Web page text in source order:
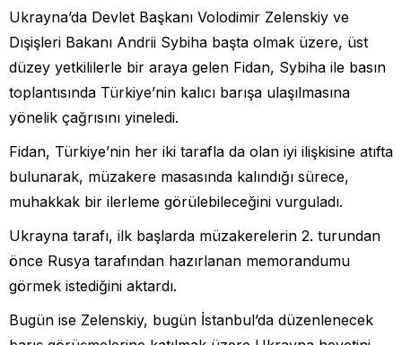
Ukrayna’da Devlet Başkanı Volodimir Zelenskiy ve
Dışişleri Bakanı Andrii Sybiha başta olmak üzere, üst
düzey yetkililerle bir araya gelen Fidan, Sybiha ile basın
toplantısında Türkiye’nin kalıcı barışa ulaşılmasına
yönelik çağrısını yineledi.
Fidan, Türkiye’nin her iki tarafla da olan iyi ilişkisine atıfta
bulunarak, müzakere masasında kalındığı sürece,
muhakkak bir ilerleme görülebileceğini vurguladı.
Ukrayna tarafı, ilk başlarda müzakerelerin 2. turundan
önce Rusya tarafından hazırlanan memorandumu
görmek istediğini aktardı.
Bugün ise Zelenskiy, bugün İstanbul’da düzenlenecek